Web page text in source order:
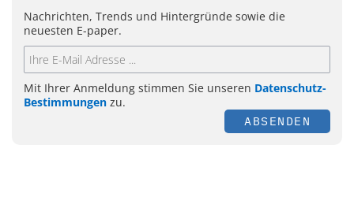
Nachrichten, Trends und Hintergründe sowie die
neuesten E-paper.
Mit Ihrer Anmeldung stimmen Sie unseren Datenschutz-
Bestimmungen zu.
ABSENDEN